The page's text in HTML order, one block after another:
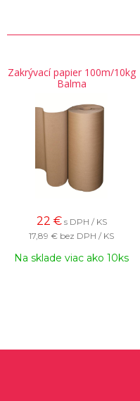
Zakrývací papier 100m/10kg
Balma
22 € s DPH / KS
17,89 € bez DPH / KS
Na sklade viac ako 10ks